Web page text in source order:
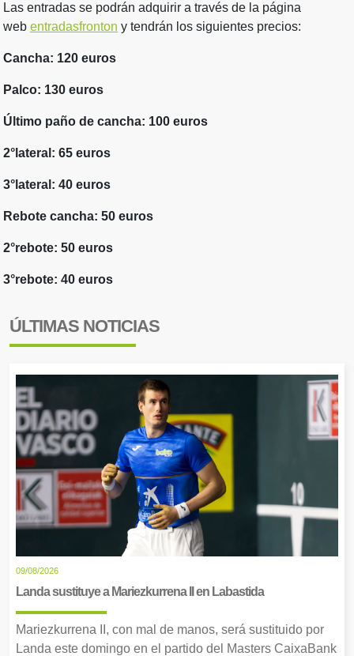
Las entradas se podrán adquirir a través de la página
web entradasfronton y tendrán los siguientes precios:
Cancha: 120 euros
Palco: 130 euros
Último paño de cancha: 100 euros
2°lateral: 65 euros
3°lateral: 40 euros
Rebote cancha: 50 euros
2°rebote: 50 euros
3°rebote: 40 euros
ÚLTIMAS NOTICIAS
09/08/2026
Landa sustituye a Mariezkurrena II en Labastida
Mariezkurrena II, con mal de manos, será sustituido por
Landa este domingo en el partido del Masters CaixaBank